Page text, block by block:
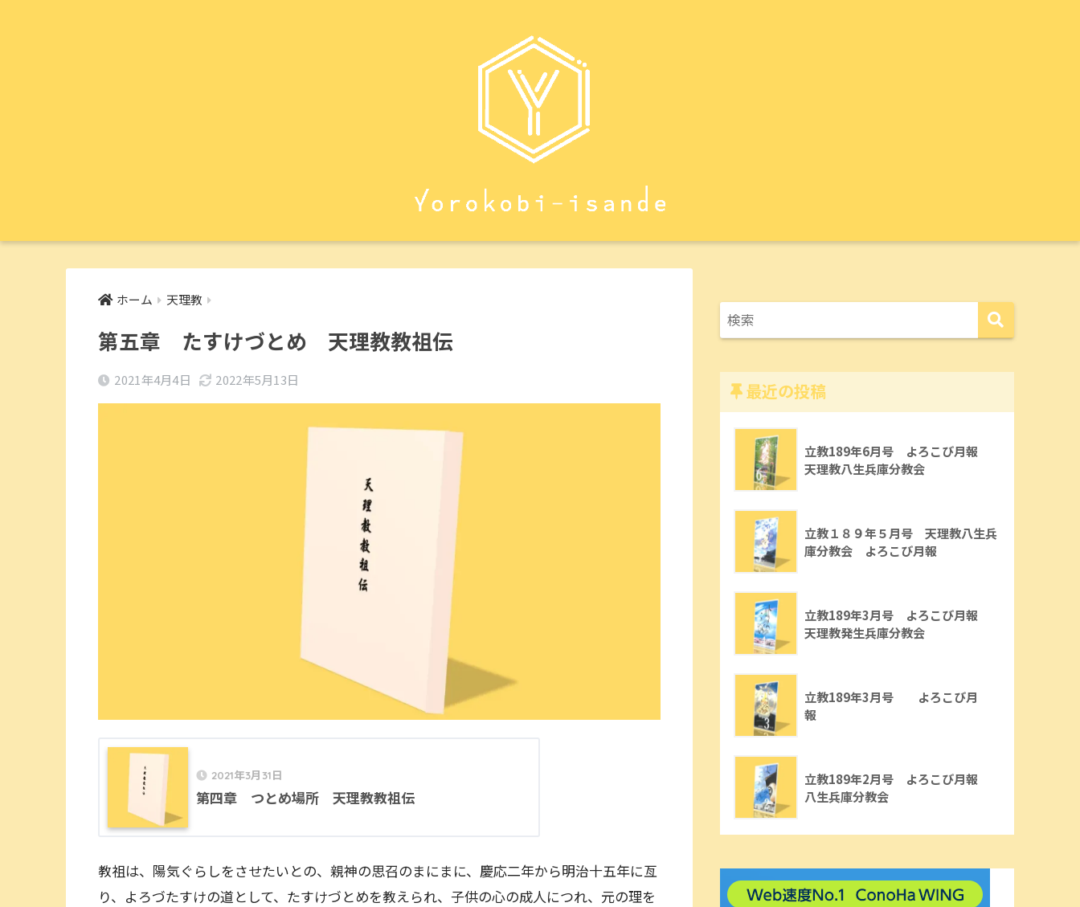
ホーム 天理教
第五章 たすけづとめ 天理教教祖伝
2021年4月4日 2022年5月13日
2021年3月31日
第四章 つとめ場所 天理教教祖伝
教祖は、陽気ぐらしをさせたいとの、親神の思召のまにまに、慶応二年から明治十五年に亙
り、よろづたすけの道として、たすけづとめを教えられ、子供の心の成人につれ、元の理を
最近の投稿
立教189年6月号 よろこび月報
天理教八生兵庫分教会
立教１８９年５月号 天理教八生兵
庫分教会 よろこび月報
立教189年3月号 よろこび月報
天理教発生兵庫分教会
立教189年3月号 よろこび月
報
立教189年2月号 よろこび月報
八生兵庫分教会